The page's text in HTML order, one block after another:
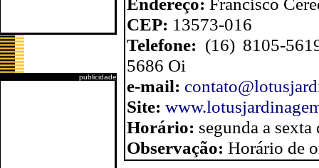
publicidade
CEP: 13573-016
Telefone: (16) 8105-
5686 Oi
e-mail:
Site:
Horário: segunda a
Observação: Horário de